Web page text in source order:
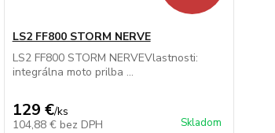
LS2 FF800 STORM NERVE
LS2 FF800 STORM NERVEVlastnosti:
integrálna moto prilba ...
129 €/ks
104,88 € bez DPH Skladom